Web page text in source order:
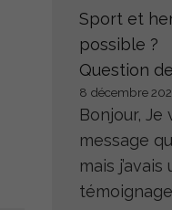
Sport et
possible ?
Question
8 décembre
Bonjour, Je
message
mais